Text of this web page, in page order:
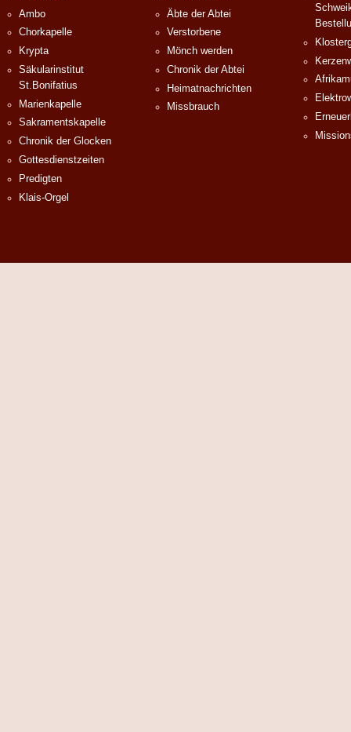
Ambo
Chorkapelle
Krypta
Säkularinstitut
St.Bonifatius
Marienkapelle
Sakramentskapelle
Chronik der Glocken
Gottesdienstzeiten
Predigten
Klais-Orgel
Äbte der Abtei
Verstorbene
Mönch werden
Chronik der Abtei
Heimatnachrichten
Missbrauch